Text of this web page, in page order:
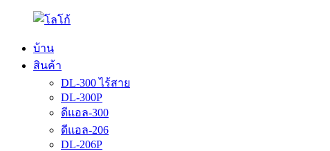
บ้าน
สินค้า
DL-300 ไร้สาย
DL-300P
ดีแอล-300
ดีแอล-206
DL-206P